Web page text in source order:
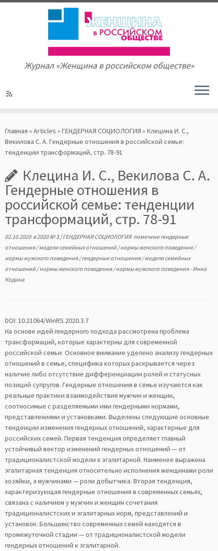
to
content
Журнал «Женщина в российском обществе»
Главная » Articles » ГЕНДЕРНАЯ СОЦИОЛОГИЯ » Клецина И. С.,
Векилова С. А. Гендерные отношения в российской семье:
тенденции трансформаций, стр. 78-91
Клецина И. С., Векилова С. А.
Гендерные отношения в
российской семье: тенденции
трансформаций, стр. 78-91
02.10.2020в2020 № 3/ГЕНДЕРНАЯ СОЦИОЛОГИЯ помечено гендерные
отношения/модели семейных отношений/нормы женского поведения/
нормы мужского поведения/гендерные отношения/модели семейных
отношений/нормы женского поведения/нормы мужского поведения- Инна
Кодина
DOI: 10.21064/WinRS.2020.3.7
На основе идей гендерного подхода рассмотрена проблема
трансформаций, которые характерны для современной
российской семьи. Основное внимание уделено анализу гендерных
отношений в семье, специфика которых раскрывается через
наличие либо отсутствие дифференциации ролей и статусных
позиций супругов. Гендерные отношения в семье изучаются как
реальные практики взаимодействия мужчин и женщин,
соотносимые с разделяемыми ими гендерными нормами,
представлениями и установками. Выделены следующие основные
тенденции изменения гендерных отношений, характерные для
российских семей. Первая тенденция определяет главный
устойчивый вектор изменений гендерных отношений — от
традиционалистской модели к эгалитарной. Наименее выражена
эгалитарная тенденция относительно исполнения женщинами роли
хозяйки, а мужчинами — роли добытчика. Вторая тенденция,
характеризующая гендерные отношения в современных семьях,
связана с наличием у мужчин и женщин сочетания
традиционалистских и эгалитарных норм, представлений и
установок. Большинство современных семей находятся в
промежуточной стадии — от традиционалистской модели
гендерных отношений к эгалитарной.